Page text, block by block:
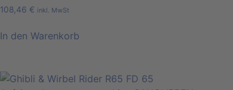
108,46 € inkl. MwSt
In den Warenkorb